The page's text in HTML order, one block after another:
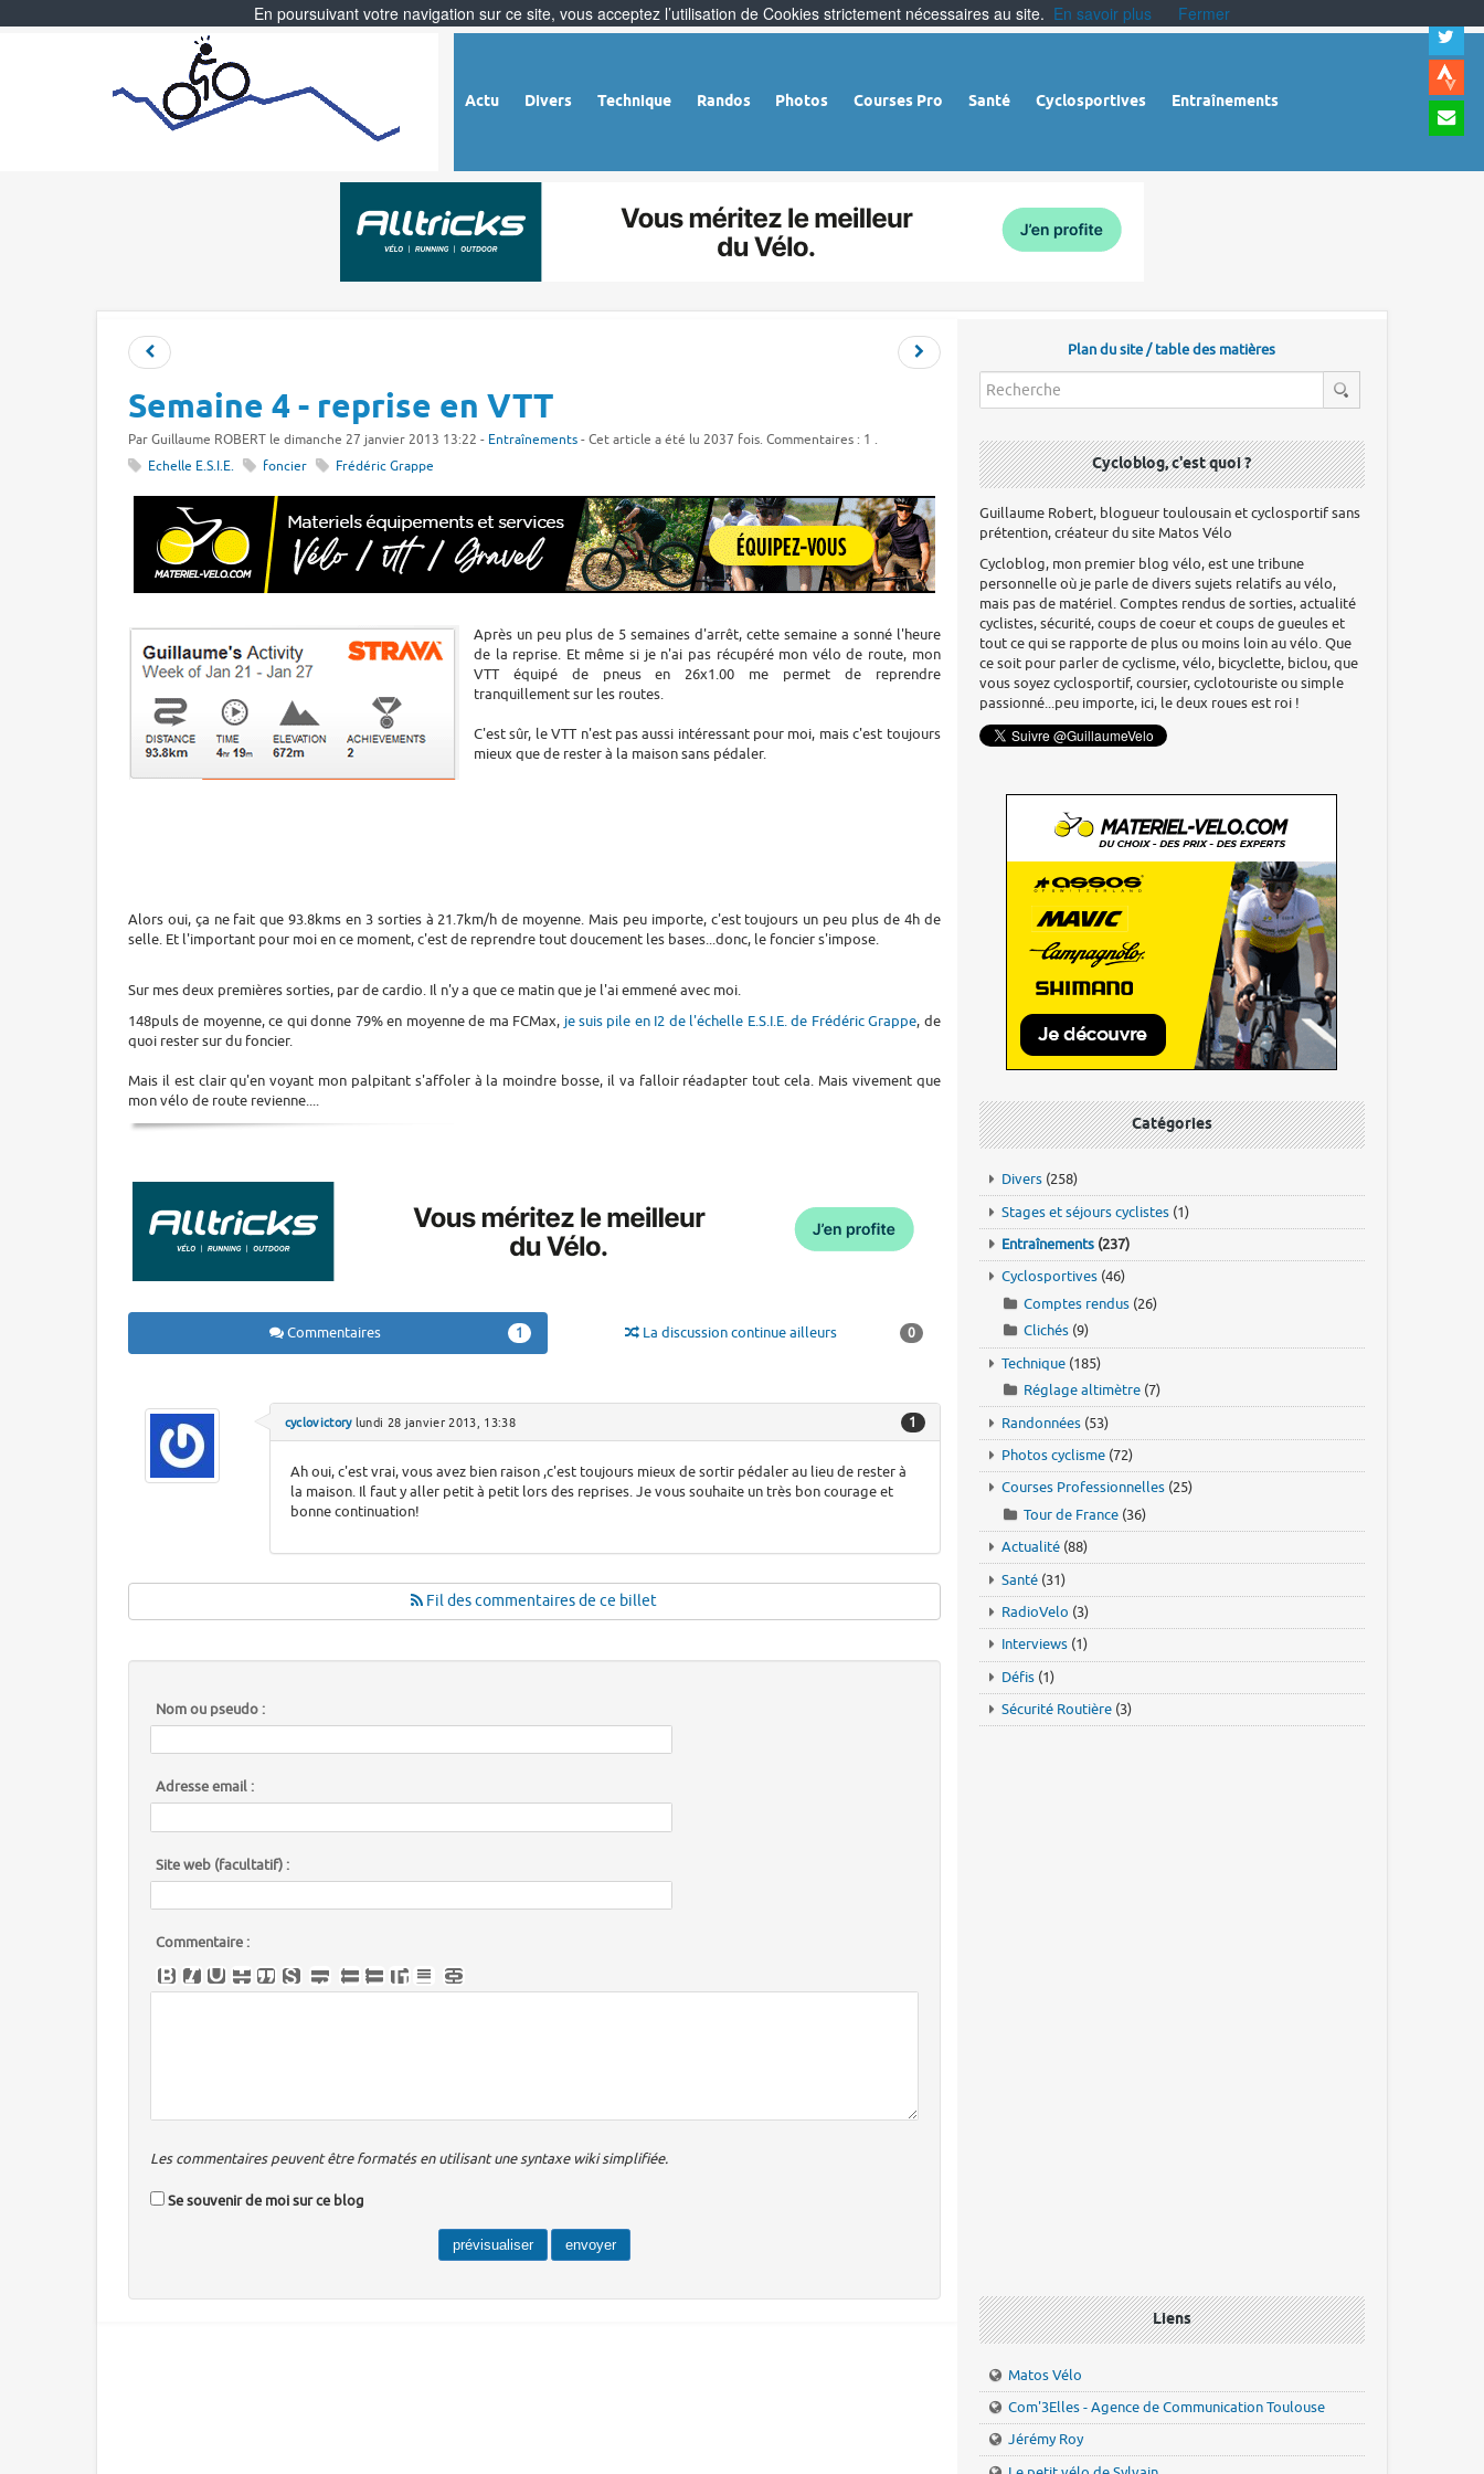
Actu Divers Technique Randos Photos Courses Pro Santé Cyclosportives Entraînements
à
Semaine 4 - reprise en VTT
Par Guillaume ROBERT le dimanche 27 janvier 2013 13:22 - Entraînements - Cet article a été lu 2037 fois. Commentaires : 1 .
Echelle E.S.I.E.
foncier Frédéric Grappe
Après un peu plus de 5 semaines d'arrêt, cette semaine a sonné l'heure
de la reprise. Et même si je n'ai pas récupéré mon vélo de route, mon
VTT équipé de pneus en 26x1.00 me permet de reprendre
tranquillement sur les routes.
C'est sûr, le VTT n'est pas aussi intéressant pour moi, mais c'est toujours
mieux que de rester à la maison sans pédaler.
Alors oui, ça ne fait que 93.8kms en 3 sorties à 21.7km/h de moyenne. Mais peu importe, c'est toujours un peu plus de 4h de
selle. Et l'important pour moi en ce moment, c'est de reprendre tout doucement les bases...donc, le foncier s'impose.
Sur mes deux premières sorties, par de cardio. Il n'y a que ce matin que je l'ai emmené avec moi.
148puls de moyenne, ce qui donne 79% en moyenne de ma FCMax, je suis pile en I2 de l'échelle E.S.I.E. de Frédéric Grappe, de
quoi rester sur du foncier.
Mais il est clair qu'en voyant mon palpitant s'affoler à la moindre bosse, il va falloir réadapter tout cela. Mais vivement que
mon vélo de route revienne....
Commentaires 1 La discussion continue ailleurs 0
cyclovictorylundi 28 janvier 2013, 13:38 1
Ah oui, c'est vrai, vous avez bien raison ,c'est toujours mieux de sortir pédaler au lieu de rester à
la maison. Il faut y aller petit à petit lors des reprises. Je vous souhaite un très bon courage et
bonne continuation!
Fil des commentaires de ce billet
Nom ou pseudo :
Adresse email :
Site web (facultatif) :
Commentaire :
Les commentaires peuvent être formatés en utilisant une syntaxe wiki simplifiée.
Se souvenir de moi sur ce blog
Plan du site / table des matières
Cycloblog, c'est quoi ?
Guillaume Robert, blogueur toulousain et cyclosportif sans
prétention, créateur du site Matos Vélo
Cycloblog, mon premier blog vélo, est une tribune
personnelle où je parle de divers sujets relatifs au vélo,
mais pas de matériel. Comptes rendus de sorties, actualité
cyclistes, sécurité, coups de coeur et coups de gueules et
tout ce qui se rapporte de plus ou moins loin au vélo. Que
ce soit pour parler de cyclisme, vélo, bicyclette, biclou, que
vous soyez cyclosportif, coursier, cyclotouriste ou simple
passionné...peu importe, ici, le deux roues est roi !
Catégories
Divers (258)
Stages et séjours cyclistes (1)
Entraînements (237)
Cyclosportives (46)
Comptes rendus (26)
Clichés (9)
Technique (185)
Réglage altimètre (7)
Randonnées (53)
Photos cyclisme (72)
Courses Professionnelles (25)
Tour de France (36)
Actualité (88)
Santé (31)
RadioVelo (3)
Interviews (1)
Défis (1)
Sécurité Routière (3)
Liens
Matos Vélo
Com'3Elles - Agence de Communication Toulouse
Jérémy Roy
En poursuivant votre navigation sur ce site, vous acceptez l’utilisation de Cookies strictement nécessaires au site. En savoir plus Fermer